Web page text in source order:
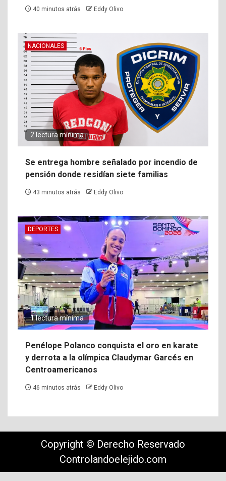
40 minutos atrás Eddy Olivo
NACIONALES
2 lectura mínima
Se entrega hombre señalado por incendio de
pensión donde residían siete familias
43 minutos atrás Eddy Olivo
DEPORTES
1 lectura mínima
Penélope Polanco conquista el oro en karate
y derrota a la olímpica Claudymar Garcés en
Centroamericanos
46 minutos atrás Eddy Olivo
Copyright © Derecho Reservado
Controlandoelejido.com